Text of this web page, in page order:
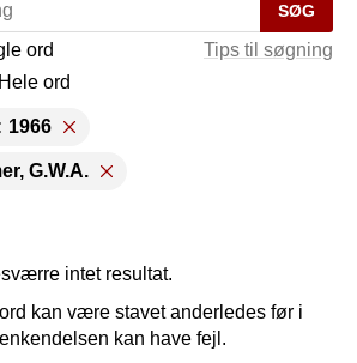
SØG
Tips til søgning
ord
Hele ord
1966
G.W.A.
intet resultat.
kan være stavet anderledes før i
kan have fejl.